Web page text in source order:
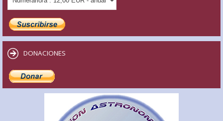
DONACIONES